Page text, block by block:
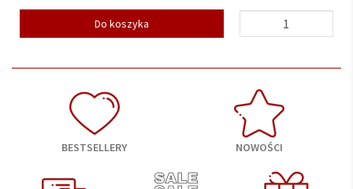
Do koszyka
BESTSELLERY NOWOŚCI